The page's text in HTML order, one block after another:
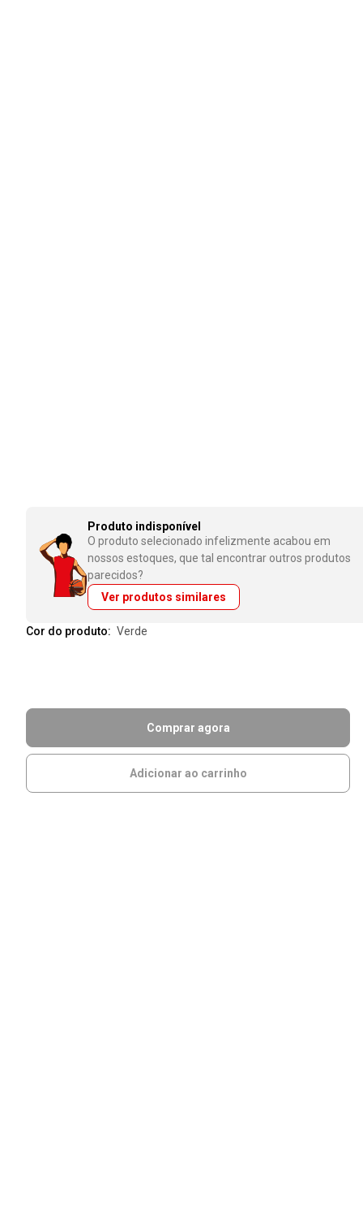
Produto indisponível
O produto selecionado infelizmente acabou em
nossos estoques, que tal encontrar outros produtos
parecidos?
Ver produtos similares
Cor do produto: verde
Comprar agora
Adicionar ao carrinho